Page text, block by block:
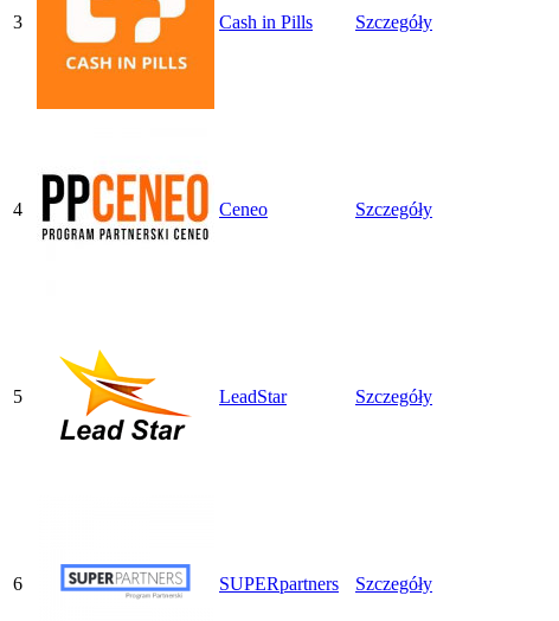
3 Cash in Pills Szczegóły
4 Ceneo Szczegóły
5 LeadStar Szczegóły
6 SUPERpartners Szczegóły